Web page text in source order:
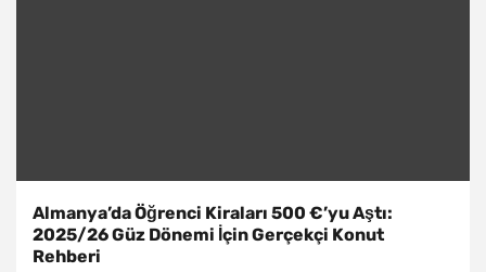
Almanya’da Öğrenci Kiraları 500 €’yu Aştı:
2025/26 Güz Dönemi İçin Gerçekçi Konut
Rehberi